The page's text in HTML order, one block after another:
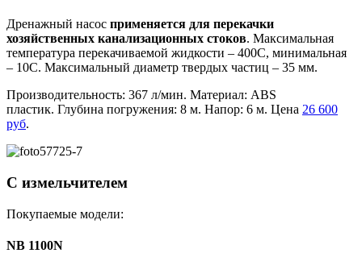
Дренажный насос применяется для перекачки
хозяйственных канализационных стоков. Максимальная
температура перекачиваемой жидкости – 400С, минимальная
– 10С. Максимальный диаметр твердых частиц – 35 мм.
Производительность: 367 л/мин. Материал: ABS
пластик. Глубина погружения: 8 м. Напор: 6 м. Цена 26 600
руб.
С измельчителем
Покупаемые модели:
NB 1100N